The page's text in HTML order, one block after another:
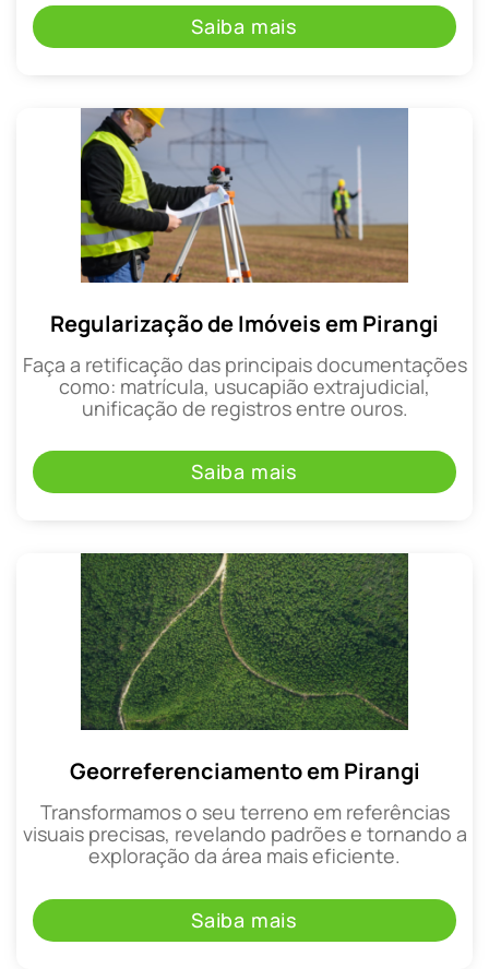
Saiba mais
Regularização de Imóveis em Pirangi
Faça a retificação das principais documentações
como: matrícula, usucapião extrajudicial,
unificação de registros entre ouros.
Saiba mais
Georreferenciamento em Pirangi
Transformamos o seu terreno em referências
visuais precisas, revelando padrões e tornando a
exploração da área mais eficiente.
Saiba mais